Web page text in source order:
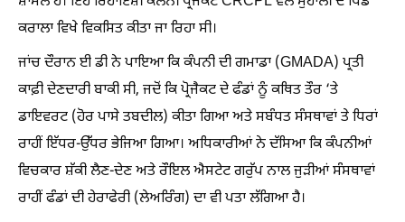
ਕਰਾਲਾ ਵਿਖੇ ਵਿਕਸਿਤ ਕੀਤਾ ਜਾ ਰਿਹਾ ਸੀ।
ਜਾਂਚ ਦੌਰਾਨ ਈ ਡੀ ਨੇ ਪਾਇਆ ਕਿ ਕੰਪਨੀ ਦੀ ਗਮਾਡਾ (GMADA) ਪ੍ਰਤੀ
ਕਾਫ਼ੀ ਦੇਣਦਾਰੀ ਬਾਕੀ ਸੀ, ਜਦੋਂ ਕਿ ਪ੍ਰੋਜੈਕਟ ਦੇ ਫੰਡਾਂ ਨੂੰ ਕਥਿਤ ਤੌਰ ‘ਤੇ
ਡਾਇਵਰਟ (ਹੋਰ ਪਾਸੇ ਤਬਦੀਲ) ਕੀਤਾ ਗਿਆ ਅਤੇ ਸਬੰਧਤ ਸੰਸਥਾਵਾਂ ਤੇ ਧਿਰਾਂ
ਰਾਹੀਂ ਇੱਧਰ-ਉੱਧਰ ਭੇਜਿਆ ਗਿਆ। ਅਧਿਕਾਰੀਆਂ ਨੇ ਦੱਸਿਆ ਕਿ ਕੰਪਨੀਆਂ
ਵਿਚਕਾਰ ਸ਼ੱਕੀ ਲੈਣ-ਦੇਣ ਅਤੇ ਰੌਇਲ ਐਸਟੇਟ ਗਰੁੱਪ ਨਾਲ ਜੁੜੀਆਂ ਸੰਸਥਾਵਾਂ
ਰਾਹੀਂ ਫੰਡਾਂ ਦੀ ਹੇਰਾਫੇਰੀ (ਲੇਅਰਿੰਗ) ਦਾ ਵੀ ਪਤਾ ਲੱਗਿਆ ਹੈ।